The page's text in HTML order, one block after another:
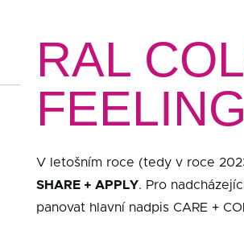
RAL
V letošním roce (tedy v roce
SHARE + APPLY. Pro
panovat hlavní nadpis CARE +